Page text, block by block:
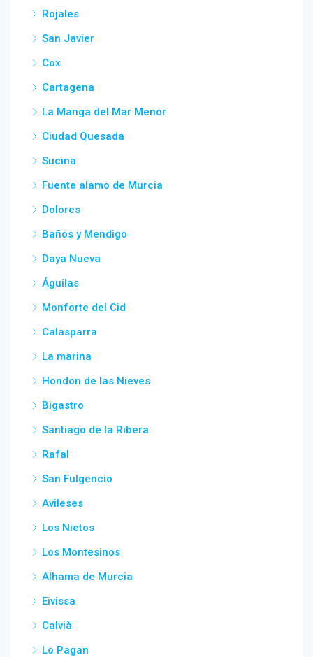
Rojales
San Javier
Cox
Cartagena
La Manga del Mar Menor
Ciudad Quesada
Sucina
Fuente alamo de Murcia
Dolores
Baños y Mendigo
Daya Nueva
Águilas
Monforte del Cid
Calasparra
La marina
Hondon de las Nieves
Bigastro
Santiago de la Ribera
Rafal
San Fulgencio
Avileses
Los Nietos
Los Montesinos
Alhama de Murcia
Eivissa
Calvià
Lo Pagan